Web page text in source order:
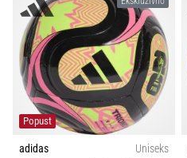
sa
službenim
dresovima
kopačkama
Nike,
adidas
PUMA.
Popust
adidas
Uniseks